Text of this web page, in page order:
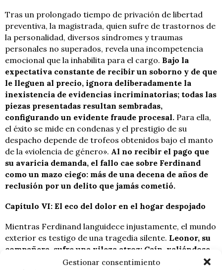
Gestionar consentimiento
Tras un prolongado tiempo de privación de libertad
preventiva, la magistrada, quien sufre de trastornos de
la personalidad, diversos síndromes y traumas
personales no superados, revela una incompetencia
emocional que la inhabilita para el cargo. Bajo la
expectativa constante de recibir un soborno y de que
le lleguen al precio, ignora deliberadamente la
inexistencia de evidencias incriminatorias; todas las
piezas presentadas resultan sembradas,
configurando un evidente fraude procesal. Para ella,
el éxito se mide en condenas y el prestigio de su
despacho depende de trofeos obtenidos bajo el manto
de la «violencia de género». Al no recibir el pago que
su avaricia demanda, el fallo cae sobre Ferdinand
como un mazo ciego: más de una decena de años de
reclusión por un delito que jamás cometió.
Capítulo VI: El eco del dolor en el hogar despojado
Mientras Ferdinand languidece injustamente, el mundo
exterior es testigo de una tragedia silente. Leonor, su
compañera, sufre una vileza atroz: Caín, valiéndose
de la desgracia de su hermano, se enseñorea a su